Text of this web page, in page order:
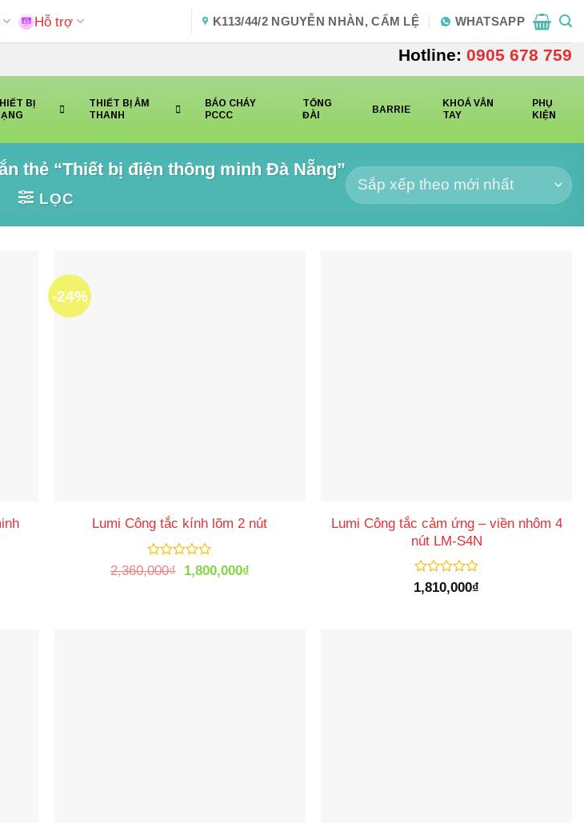
Hỗ trợ K113/44/2 NGUYỄN NHÀN, CẨM LỆ WHATSAPP
Hotline: 0905 678 759
BỊ
THIẾT BỊ ÂM
THANH
BÁO CHÁY
PCCC
TỔNG
ĐÀI
BARRIE
KHOÁ VÂN
TAY
PHỤ
KIỆN
thẻ “Thiết bị điện thông minh Đà Nẵng”
LỌC
-24%
Lumi Công tắc kính lõm 2 nút
Được
2,360,000₫ Giá
gốc
1,800,000₫Giá
Lumi Công tắc cảm ứng – viền nhôm 4
nút LM-S4N
Được
xếp
1,810,000₫